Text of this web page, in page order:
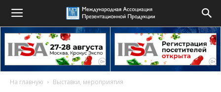
На главную Выставки, мероприятия